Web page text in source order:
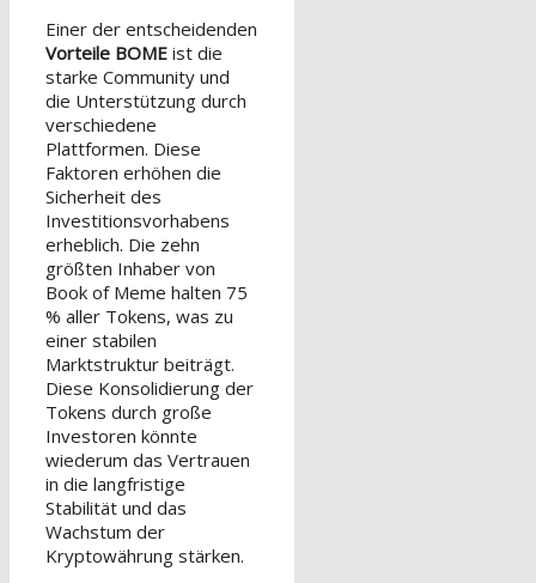
Einer der entscheidenden
Vorteile BOME ist die
starke Community und
die Unterstützung durch
verschiedene
Plattformen. Diese
Faktoren erhöhen die
Sicherheit des
Investitionsvorhabens
erheblich. Die zehn
größten Inhaber von
Book of Meme halten 75
% aller Tokens, was zu
einer stabilen
Marktstruktur beiträgt.
Diese Konsolidierung der
Tokens durch große
Investoren könnte
wiederum das Vertrauen
in die langfristige
Stabilität und das
Wachstum der
Kryptowährung stärken.